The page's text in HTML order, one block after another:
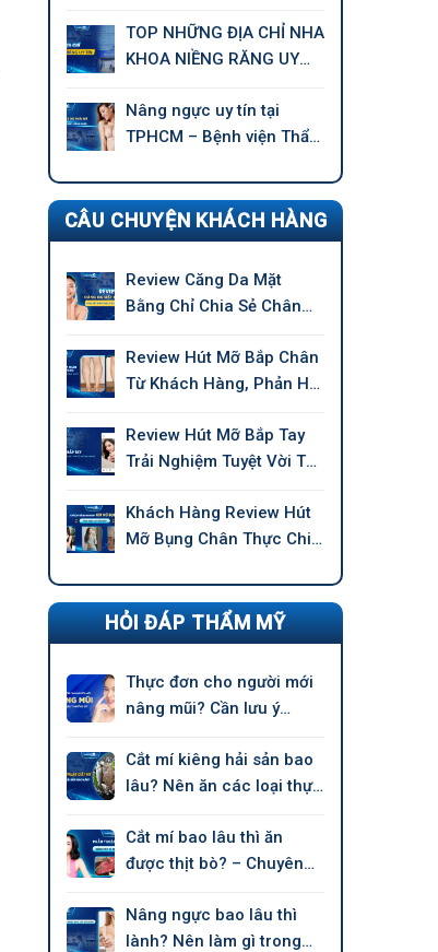
TOP NHỮNG ĐỊA CHỈ NHA
KHOA NIỀNG RĂNG UY
Nâng ngực uy tín tại
TPHCM – Bệnh viện Thẩm
CÂU CHUYỆN KHÁCH HÀNG
Review Căng Da Mặt
Bằng Chỉ Chia Sẻ Chân
Review Hút Mỡ Bắp Chân
Từ Khách Hàng, Phản Hồi
Review Hút Mỡ Bắp Tay
Trải Nghiệm Tuyệt Vời Từ
Khách Hàng Review Hút
Mỡ Bụng Chân Thực Chi
HỎI ĐÁP THẨM MỸ
Thực đơn cho người mới
nâng mũi? Cần lưu ý
Cắt mí kiêng hải sản bao
lâu? Nên ăn các loại thực
Cắt mí bao lâu thì ăn
được thịt bò? – Chuyên
Nâng ngực bao lâu thì
lành? Nên làm gì trong